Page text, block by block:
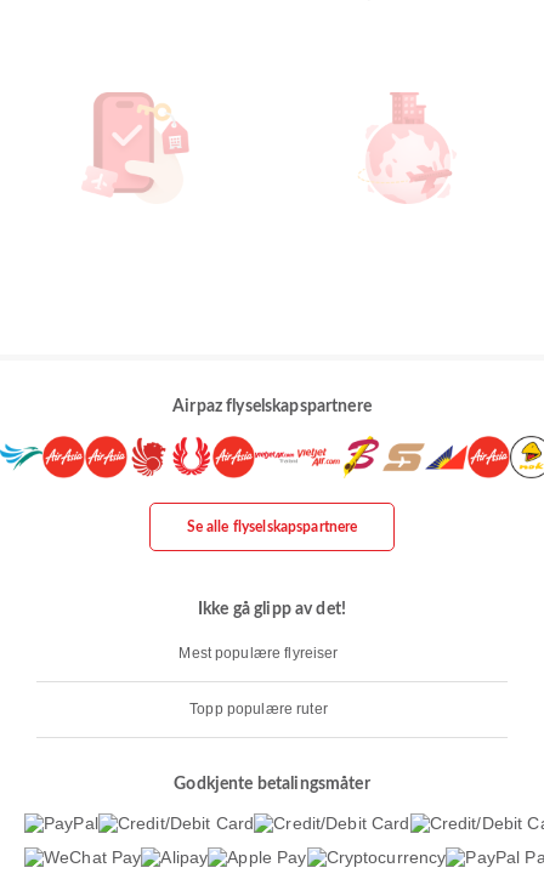
Airpaz flyselskapspartnere
Se alle flyselskapspartnere
Ikke gå glipp av det!
Mest populære flyreiser
Topp populære ruter
Godkjente betalingsmåter